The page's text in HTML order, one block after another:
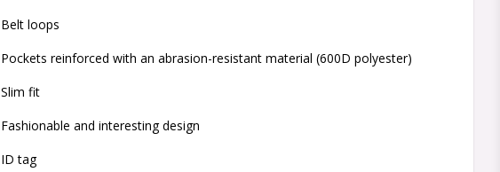
Belt loops
Pockets reinforced with an abrasion-resistant material (600D polyester)
Slim fit
Fashionable and interesting design
ID tag